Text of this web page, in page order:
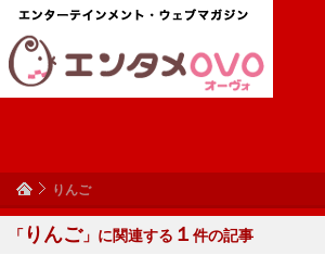
りんご
「 りんご」に関連する １ 件の記事